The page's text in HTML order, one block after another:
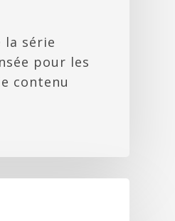
la série
pour les
contenu